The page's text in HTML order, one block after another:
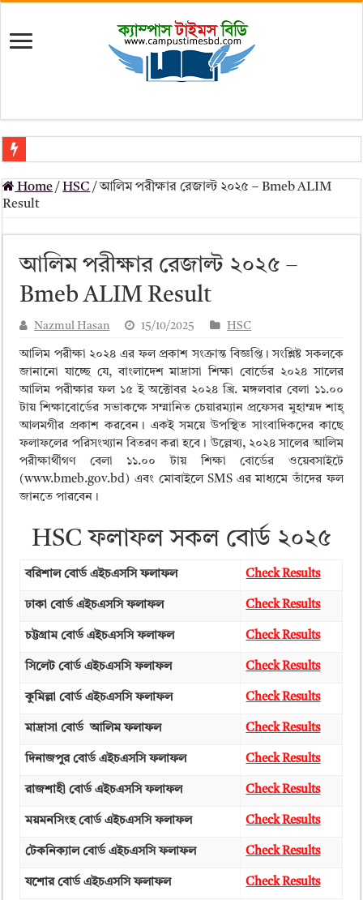
মৎস্য অধিদপ্তর (dof) নিয়োগ বিজ্ঞপ্তি ২০২৬
প্রাথমিক সহকারী শিক্ষক নিয়োগ পরীক্ষার চূড়ান্ত ফলাফল 2026 – Dpe gov bd
Primary Assistant Teacher Result 2026 | dpe.gov.bd result
primary viva result 2026 pdf download – dpe viva result
www dpe gov bd result 2026 pdf
ময়মনসিংহ বোর্ড এইচএসসি রেজাল্ট ২০২৫ – HSC Result 2025 Mymensingh
দিনাজপুর বোর্ড এইচএসসি রেজাল্ট ২০২৫ – HSC Result 2025 Dinajpur Board
সিলেট বোর্ড এইচএসসি রেজাল্ট ২০২৫ – HSC Result 2025 Sylhet Board
Home / HSC / আলিম পরীক্ষার রেজাল্ট ২০২৫ – Bmeb ALIM
Result
আলিম পরীক্ষার রেজাল্ট ২০২৫ –
Bmeb ALIM Result
Nazmul Hasan 15/10/2025 HSC
আলিম পরীক্ষা ২০২৪ এর ফল প্রকাশ সংক্রান্ত বিজ্ঞপ্তি। সংশ্লিষ্ট সকলকে
জানানো যাচ্ছে যে, বাংলাদেশ মাদ্রাসা শিক্ষা বোর্ডের ২০২৪ সালের
আলিম পরীক্ষার ফল ১৫ ই অক্টোবর ২০২৪ খ্রি. মঙ্গলবার বেলা ১১.০০
টায় শিক্ষাবোর্ডের সভাকক্ষে সম্মানিত চেয়ারম্যান প্রফেসর মুহাম্মদ শাহ্
আলমগীর প্রকাশ করবেন। একই সময়ে উপস্থিত সাংবাদিকদের কাছে
ফলাফলের পরিসংখ্যান বিতরণ করা হবে। উল্লেখ্য, ২০২৪ সালের আলিম
পরীক্ষার্থীগণ বেলা ১১.০০ টায় শিক্ষা বোর্ডের ওয়েবসাইটে
(www.bmeb.gov.bd) এবং মোবাইলে SMS এর মাধ্যমে তাঁদের ফল
জানতে পারবেন।
HSC ফলাফল সকল বোর্ড ২০২৫
বরিশাল বোর্ড এইচএসসি ফলাফল Check Results
ঢাকা বোর্ড এইচএসসি ফলাফল Check Results
চট্টগ্রাম বোর্ড এইচএসসি ফলাফল Check Results
সিলেট বোর্ড এইচএসসি ফলাফল Check Results
কুমিল্লা বোর্ড এইচএসসি ফলাফল Check Results
মাদ্রাসা বোর্ড আলিম ফলাফল Check Results
দিনাজপুর বোর্ড এইচএসসি ফলাফল Check Results
রাজশাহী বোর্ড এইচএসসি ফলাফল Check Results
ময়মনসিংহ বোর্ড এইচএসসি ফলাফল Check Results
টেকনিক্যাল বোর্ড এইচএসসি ফলাফল Check Results
যশোর বোর্ড এইচএসসি ফলাফল Check Results